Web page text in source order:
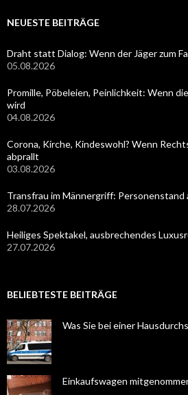
NEUESTE BEITRÄGE
Draht statt Dialog: Wenn der Jäger zum
05.08.2026
Promille, Pöbeleien, Peinlichkeit: Wenn
wird
04.08.2026
Corona, Kirche, Kindeswohl? Wenn
abprallt
03.08.2026
Transfrau im Männergriff: Personenstand
28.07.2026
Heiliges Spektakel, ausbrechendes
27.07.2026
BELIEBTESTE BEITRÄGE
Was Sie bei einer
Einkaufswagen